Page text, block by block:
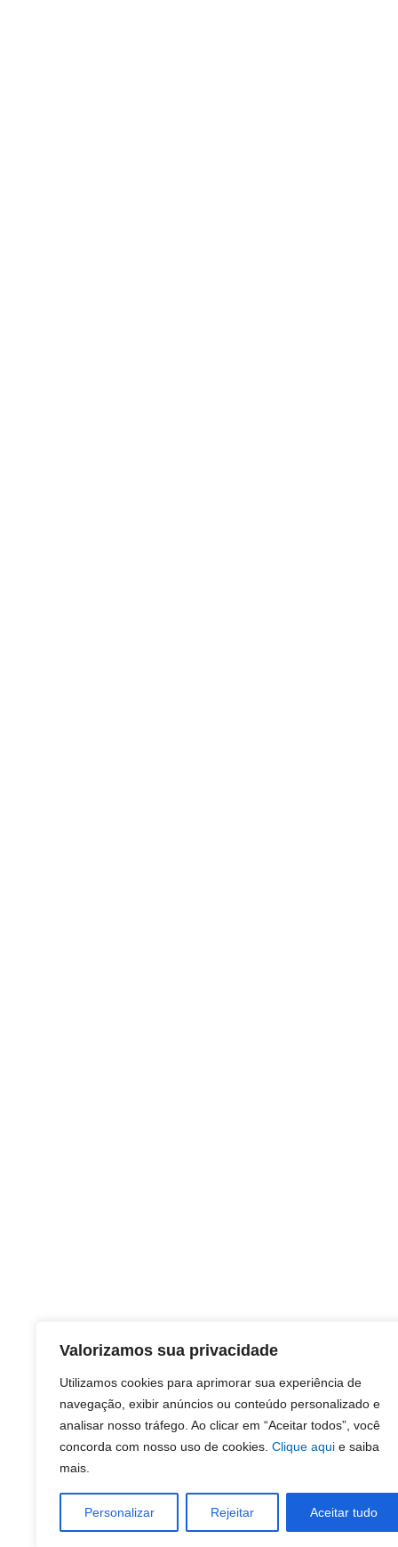
Valorizamos sua privacidade
Utilizamos cookies para aprimorar sua experiência de
navegação, exibir anúncios ou conteúdo personalizado e
analisar nosso tráfego. Ao clicar em “Aceitar todos”, você
concorda com nosso uso de cookies. Clique aqui e saiba
mais.
Personalizar Rejeitar Aceitar tudo